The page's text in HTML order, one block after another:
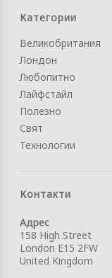
Категории
Великобритания
Лондон
Любопитно
Лайфстайл
Полезно
Свят
Технологии
Контакти
Адрес
158 High Street
London E15 2FW
United Kingdom